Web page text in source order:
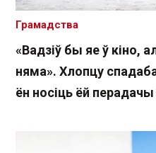
«Вадзіў бы яе ў кіно,
няма». Хлопцу
ён носіць ёй перадачы
Грамадства